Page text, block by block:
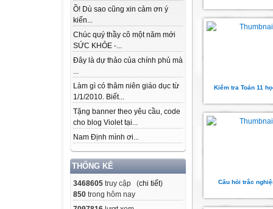
Ồ! Dù sao cũng xin cảm ơn ý
kiến...
Chúc quý thầy cô một năm mới
SỨC KHỎE -...
Đây là dự thảo của chính phủ mà
...
Làm gì có thâm niên giáo dục từ
1/1/2010. Biết...
Tặng banner theo yêu cầu, code
cho blog Violet tại...
Nam Định mình ơi...
THỐNG KÊ
3468605 truy cập (chi tiết)
850 trong hôm nay
Kiểm tra Toán 11
Câu hỏi trắc